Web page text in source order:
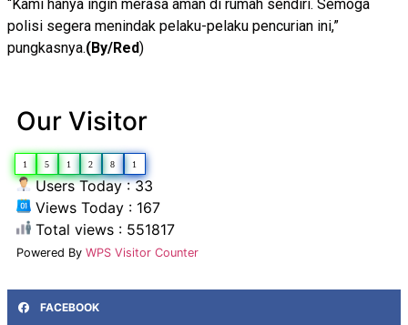
“Kami hanya ingin merasa aman di rumah sendiri. Semoga
polisi segera menindak pelaku-pelaku pencurian ini,”
pungkasnya.(By/Red)
Our Visitor
1 5 1 2 8 1
Users Today : 33
Views Today : 167
Total views : 551817
Powered By WPS Visitor Counter
FACEBOOK